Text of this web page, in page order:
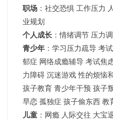
职场 ：社交恐惧 工作压力
业规划
个人成长 ：情绪调节 压力
青少年 ： 学习压力疏导 考
郁症 网络成瘾辅导 考试焦
力障碍 沉迷游戏 性的烦恼
孩子教育 青少年干预 孩子
早恋 孤独症 孩子偷东西 教
儿童 ：网瘾 人际交往 大宝